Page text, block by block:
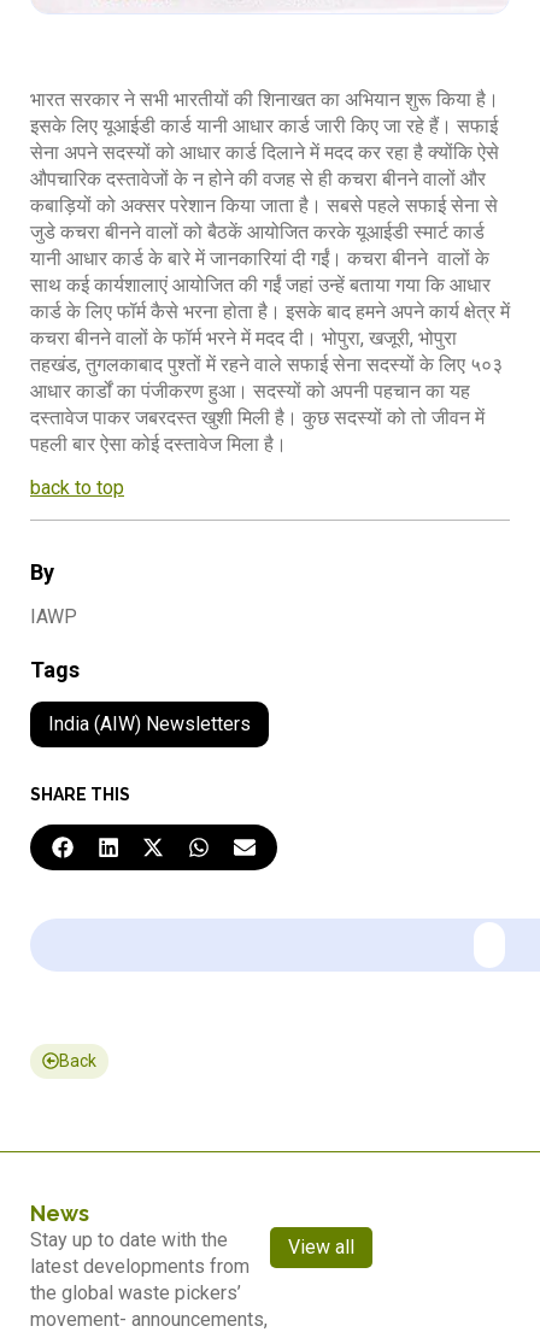
By
IAWP
Tags
India (AIW) Newsletters
SHARE THIS
भारत सरकार ने सभी भारतीयों की शिनाखत का अभियान शुरू किया है।
इसके लिए यूआईडी कार्ड यानी आधार कार्ड जारी किए जा रहे हैं। सफाई
सेना अपने सदस्यों को आधार कार्ड दिलाने में मदद कर रहा है क्योंकि ऐसे
औपचारिक दस्तावेजों के न होने की वजह से ही कचरा बीनने वालों और
कबाड़ियों को अक्सर परेशान किया जाता है। सबसे पहले सफाई सेना से
जुडे कचरा बीनने वालों को बैठकें आयोजित करके यूआईडी स्मार्ट कार्ड
यानी आधार कार्ड के बारे में जानकारियां दी गईं। कचरा बीनने वालों के
साथ कई कार्यशालाएं आयोजित की गईं जहां उन्हें बताया गया कि आधार
कार्ड के लिए फॉर्म कैसे भरना होता है। इसके बाद हमने अपने कार्य क्षेत्र में
कचरा बीनने वालों के फॉर्म भरने में मदद दी। भोपुरा, खजूरी, भोपुरा
तहखंड, तुगलकाबाद पुश्तों में रहने वाले सफाई सेना सदस्यों के लिए ५०३
आधार कार्डों का पंजीकरण हुआ। सदस्यों को अपनी पहचान का यह
दस्तावेज पाकर जबरदस्त खुशी मिली है। कुछ सदस्यों को तो जीवन में
पहली बार ऐसा कोई दस्तावेज मिला है।
back to top
Back
News
Stay up to date with the
latest developments from
the global waste pickers’
movement- announcements,
View all